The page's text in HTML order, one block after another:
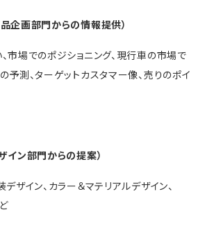
企画部門からの情報提供）
市場でのポジショニング、現行車の市場で
予測、ターゲットカスタマー像、売りのポイ
イン部門からの提案）
ザイン、カラー＆マテリアルデザイン、